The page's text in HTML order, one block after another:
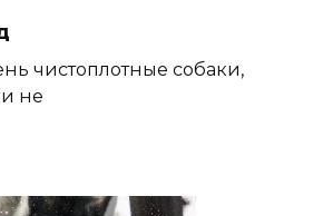
чистоплотные собаки,
не